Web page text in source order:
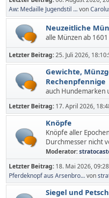
Aw: Medaille Jugendstil ...von
Neuzeitliche
alle Münzen ab
Letzter Beitrag:25. Juli 2026,
Gewichte,
Rechenpfennige
auch Hundemarken
Letzter Beitrag: 17. April 2026,
Knöpfe
Knöpfe aller
Durchmesser nicht
Moderator:
Letzter Beitrag: 18. Mai 2026,
Pferdeknopf aus Arsenbro...von
Siegel und